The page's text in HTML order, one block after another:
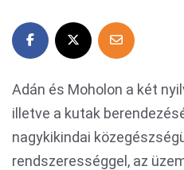
Adán és Moholon a két
illetve a kutak
nagykikindai
rendszerességgel, az